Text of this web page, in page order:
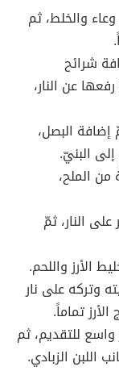
والخلط، ثم
شرائح
عن النار،
إضافة البصل،
البنيّ.
من الملح،
النار، ثمّ
الأرز واللحم.
وتركه على نار
تماماً.
للتقديم، ثم
اللبن الزبادي.